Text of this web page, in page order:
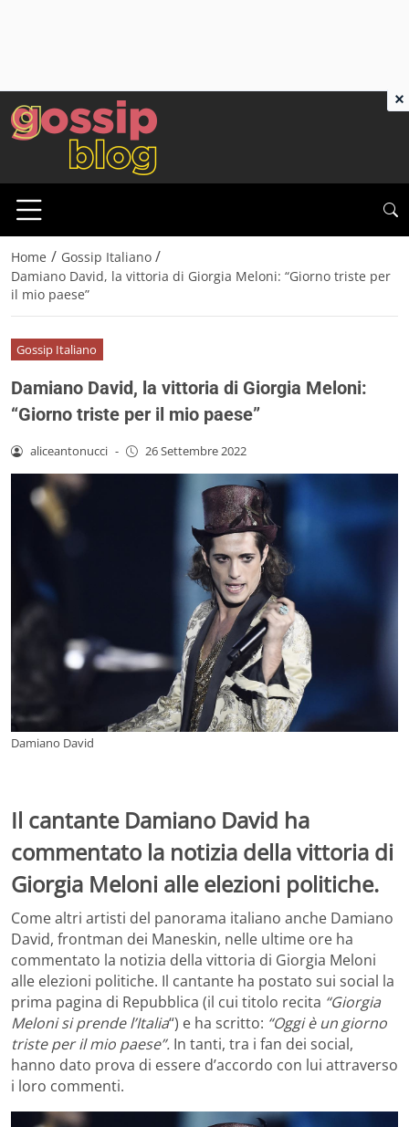
Home / Gossip Italiano /
Damiano David, la vittoria di Giorgia Meloni: “Giorno triste per
il mio paese”
Gossip Italiano
Damiano David, la vittoria di Giorgia Meloni:
“Giorno triste per il mio paese”
aliceantonucci - 26 Settembre 2022
Damiano David
Il cantante Damiano David ha
commentato la notizia della vittoria di
Giorgia Meloni alle elezioni politiche.
Come altri artisti del panorama italiano anche Damiano
David, frontman dei Maneskin, nelle ultime ore ha
commentato la notizia della vittoria di Giorgia Meloni
alle elezioni politiche. Il cantante ha postato sui social la
prima pagina di Repubblica (il cui titolo recita “Giorgia
Meloni si prende l’Italia“) e ha scritto: “Oggi è un giorno
triste per il mio paese”. In tanti, tra i fan dei social,
hanno dato prova di essere d’accordo con lui attraverso
i loro commenti.
×